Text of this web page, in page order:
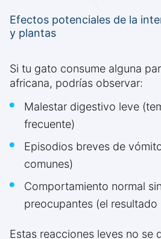
Efectos potenciales de la
y plantas
Si tu gato consume alguna
africana, podrías observar:
Malestar digestivo leve
frecuente)
Episodios breves de
comunes)
Comportamiento normal
preocupantes (el resultado
Estas reacciones leves no se